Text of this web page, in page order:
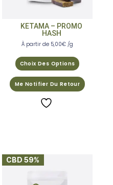
KETAMA – PROMO
HASH
À partir de 5,00€ /g
Choix Des Options
Me Notifier Du Retour
CBD 59%